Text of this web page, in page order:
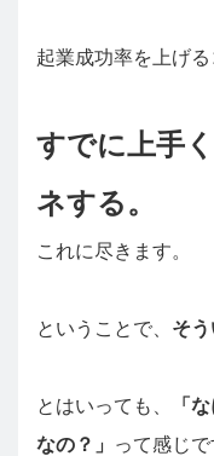
起業成功率を上げる
すでに上手
ネする。
これに尽きます。
ということで、 そ
とはいっても、
「
なの？」
って感じで